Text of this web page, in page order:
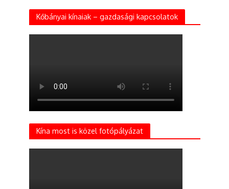
Kőbányai kínaiak – gazdasági kapcsolatok
Kína most is közel fotópályázat